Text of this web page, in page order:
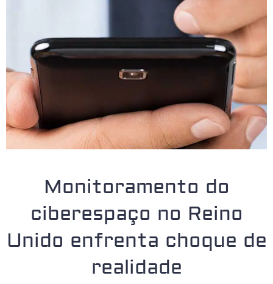
Monitoramento do
ciberespaço no Reino
Unido enfrenta choque de
realidade